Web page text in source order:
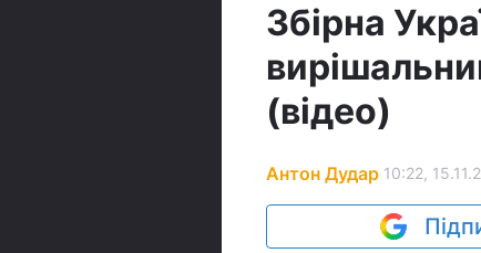
Збірна
(відео)
Антон Дудар 10:22,